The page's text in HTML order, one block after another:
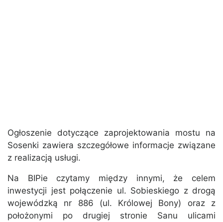
Ogłoszenie dotyczące zaprojektowania mostu na
Sosenki zawiera szczegółowe informacje związane
z realizacją usługi.
Na BIPie czytamy między innymi, że celem
inwestycji jest połączenie ul. Sobieskiego z drogą
wojewódzką nr 886 (ul. Królowej Bony) oraz z
położonymi po drugiej stronie Sanu ulicami